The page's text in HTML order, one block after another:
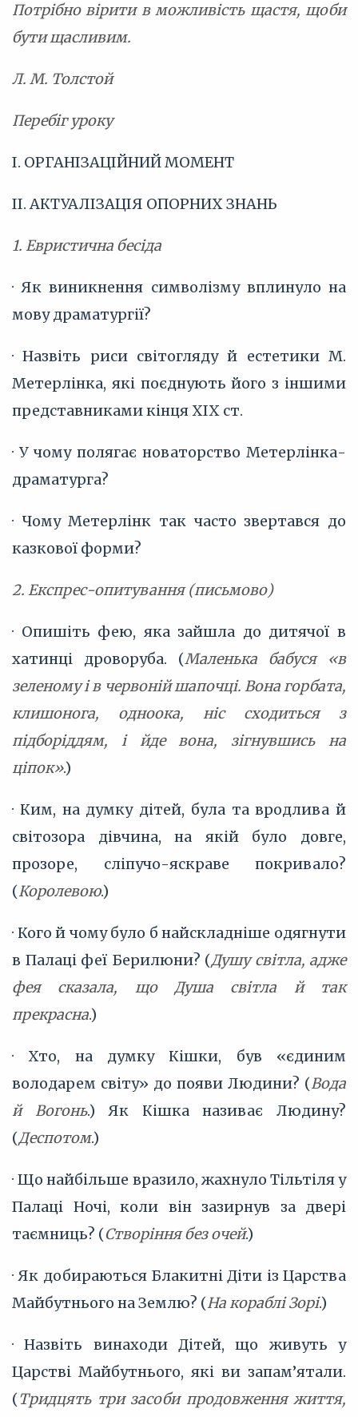
Потрібно вірити в можливість щастя, щоби
бути щасливим.
Л. М. Толстой
Перебіг уроку
І. ОРГАНІЗАЦІЙНИЙ МОМЕНТ
ІІ. АКТУАЛІЗАЦІЯ ОПОРНИХ ЗНАНЬ
1. Евристична бесіда
· Як виникнення символізму вплинуло на
мову драматургії?
· Назвіть риси світогляду й естетики М.
Метерлінка, які поєднують його з іншими
представниками кінця XIX ст.
· У чому полягає новаторство Метерлінка-
драматурга?
· Чому Метерлінк так часто звертався до
казкової форми?
2. Експрес-опитування (письмово)
· Опишіть фею, яка зайшла до дитячої в
хатинці дроворуба. (Маленька бабуся «в
зеленому і в червоній шапочці. Вона горбата,
клишонога, одноока, ніс сходиться з
підборіддям, і йде вона, зігнувшись на
ціпок».)
· Ким, на думку дітей, була та вродлива й
світозора дівчина, на якій було довге,
прозоре, сліпучо-яскраве покривало?
(Королевою.)
· Кого й чому було б найскладніше одягнути
в Палаці феї Берилюни? (Душу світла, адже
фея сказала, що Душа світла й так
прекрасна.)
· Хто, на думку Кішки, був «єдиним
володарем світу» до появи Людини? (Вода
й Вогонь.) Як Кішка називає Людину?
(Деспотом.)
· Що найбільше вразило, жахнуло Тільтіля у
Палаці Ночі, коли він зазирнув за двері
таємниць? (Створіння без очей.)
· Як добираються Блакитні Діти із Царства
Майбутнього на Землю? (На кораблі Зорі.)
· Назвіть винаходи Дітей, що живуть у
Царстві Майбутнього, які ви запам’ятали.
(Тридцять три засоби продовження життя,